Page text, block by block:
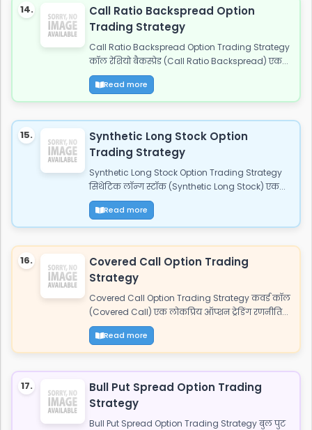
14.
Call Ratio Backspread Option
Trading Strategy
Call Ratio Backspread Option Trading Strategy
कॉल रेशियो बैकस्प्रेड (Call Ratio Backspread) एक...
Read more
15.
Synthetic Long Stock Option
Trading Strategy
Synthetic Long Stock Option Trading Strategy
सिंथेटिक लॉन्ग स्टॉक (Synthetic Long Stock) एक...
Read more
16.
Covered Call Option Trading
Strategy
Covered Call Option Trading Strategy कवर्ड कॉल
(Covered Call) एक लोकप्रिय ऑप्शन ट्रेडिंग रणनीति...
Read more
17.
Bull Put Spread Option Trading
Strategy
Bull Put Spread Option Trading Strategy बुल पुट